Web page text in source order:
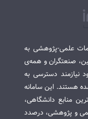
علمی-پژوهشی به
صنعتگران و همه‌ی
نیازمند دسترسی به
هستند. این سامانه
منابع دانشگاهی،
و پژوهشی، درصدد